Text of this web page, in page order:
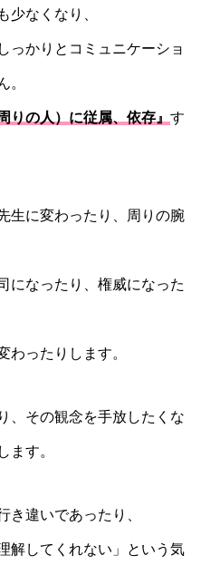
少なくなり、
っかりとコミュニケーショ
。
りの人）に従属、依存』 す
生に変わったり、周りの腕
になったり、権威になった
わったりします。
、その観念を手放したくな
ます。
き違いであったり、
解してくれない」という気